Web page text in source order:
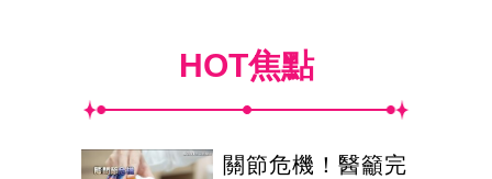
HOT焦點
關節危機！醫籲完